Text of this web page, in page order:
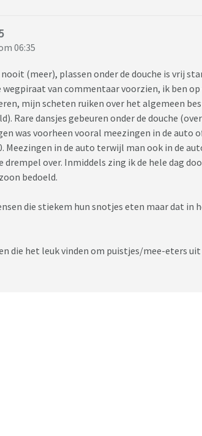
06:35
(meer), plassen onder de douche is vrij
wegpiraat van commentaar voorzien, ik ben op
mijn scheten ruiken over het algemeen
Rare dansjes gebeuren onder de douche
was voorheen vooral meezingen in de auto
Meezingen in de auto terwijl man ook in de
over. Inmiddels zing ik de hele dag
bedoeld.
die stiekem hun snotjes eten maar dat in
die het leuk vinden om puistjes/mee-eters